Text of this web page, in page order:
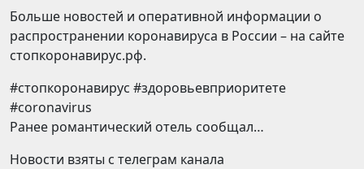
Больше новостей и оперативной информации о
распространении коронавируса в России – на сайте
стопкоронавирус.рф.
#стопкоронавирус #здоровьевприоритете
#coronavirus
Ранее романтический отель сообщал…
Новости взяты с телеграм канала